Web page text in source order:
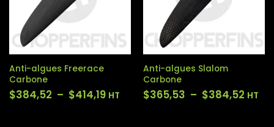
Anti-algues Freerace
Carbone
$384,52 – $414,19 HT
Anti-algues Slalom
Carbone
$365,53 – $384,52 HT